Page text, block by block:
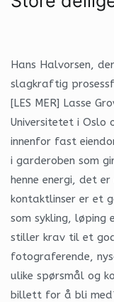
Hans Halvorsen,
slagkraftig
[LES MER] Lasse
Universitetet i Oslo
innenfor fast
i garderoben som
henne energi, det
kontaktlinser er et
som sykling,
stiller krav til et
fotograferende,
ulike spørsmål og
billett for å bli